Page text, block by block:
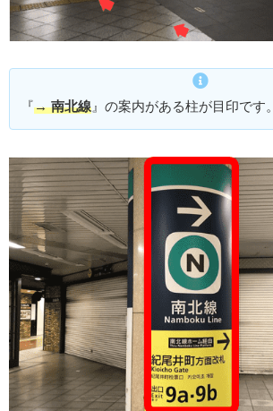
『→ 南北線 』の案内がある柱が目印です。